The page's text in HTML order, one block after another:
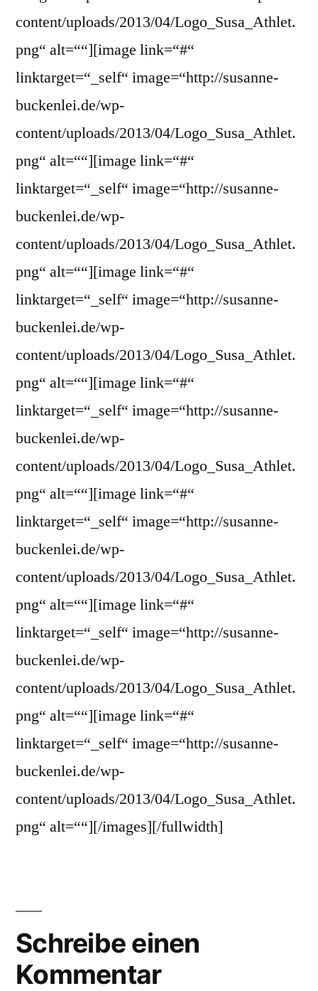
content/uploads/2013/04/Logo_Susa_Athlet.
png“ alt=““][image link=“#“
linktarget=“_self“ image=“http://susanne-
buckenlei.de/wp-
content/uploads/2013/04/Logo_Susa_Athlet.
png“ alt=““][image link=“#“
linktarget=“_self“ image=“http://susanne-
buckenlei.de/wp-
content/uploads/2013/04/Logo_Susa_Athlet.
png“ alt=““][image link=“#“
linktarget=“_self“ image=“http://susanne-
buckenlei.de/wp-
content/uploads/2013/04/Logo_Susa_Athlet.
png“ alt=““][image link=“#“
linktarget=“_self“ image=“http://susanne-
buckenlei.de/wp-
content/uploads/2013/04/Logo_Susa_Athlet.
png“ alt=““][image link=“#“
linktarget=“_self“ image=“http://susanne-
buckenlei.de/wp-
content/uploads/2013/04/Logo_Susa_Athlet.
png“ alt=““][image link=“#“
linktarget=“_self“ image=“http://susanne-
buckenlei.de/wp-
content/uploads/2013/04/Logo_Susa_Athlet.
png“ alt=““][image link=“#“
linktarget=“_self“ image=“http://susanne-
buckenlei.de/wp-
content/uploads/2013/04/Logo_Susa_Athlet.
png“ alt=““][/images][/fullwidth]
Schreibe einen
Kommentar